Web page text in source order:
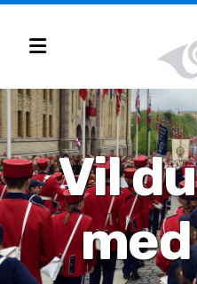
Vil
Instrumentprøving
Innmelding